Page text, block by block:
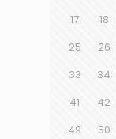
17
18
25
26
33
34
41
42
49
50